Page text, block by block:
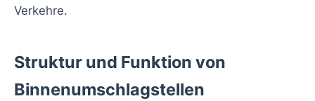
Verkehre.
Struktur und Funktion von
Binnenumschlagstellen